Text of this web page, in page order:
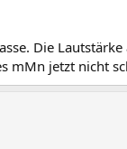
Die
mMn jetzt nicht